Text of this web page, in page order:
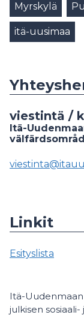
Myrskylä
itä-uusimaa
viestintä /
Itä-
Linkit
Esityslista
Itä-
julkisen